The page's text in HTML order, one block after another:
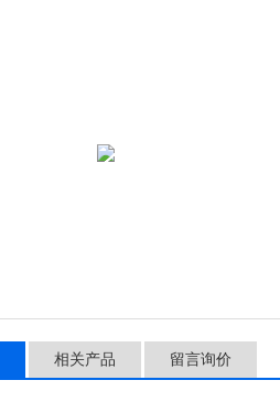
相关产品 留言询价